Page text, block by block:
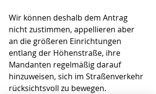
Wir können deshalb dem Antrag
nicht zustimmen, appellieren aber
an die größeren Einrichtungen
entlang der Höhenstraße, ihre
Mandanten regelmäßig darauf
hinzuweisen, sich im Straßenverkehr
rücksichtsvoll zu bewegen.